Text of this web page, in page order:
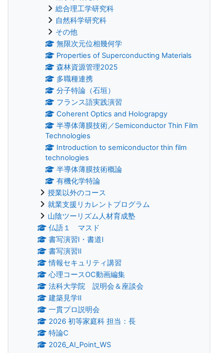
総合理工学研究科
自然科学研究科
その他
無限次元位相幾何学
Properties of Superconducting Materials
森林資源管理2025
多職種連携
分子特論（石垣）
フランス語実践演習
Coherent Optics and Holograpgy
半導体薄膜技術／Semiconductor Thin Film
Technologies
Introduction to semiconductor thin film
technologies
半導体薄膜技術概論
有機化学特論
授業以外のコース
就業支援リカレントプログラム
山陰ツーリズム人材育成塾
仏語１ マスド
書写演習Ⅰ・書道Ⅰ
書写演習Ⅱ
情報セキュリティ講習
心理コースOC動画編集
法科大学院 説明会＆座談会
建築見学Ⅱ
一貫プロ説明会
2026 初等家庭科 担当：長
特論C
2026_AI_Point_WS